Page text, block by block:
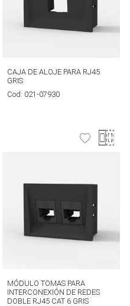
CAJA DE ALOJE PARA RJ45
GRIS
Cod: 021-07930
MÓDULO TOMAS PARA
INTERCONEXIÓN DE REDES
DOBLE RJ45 CAT 6 GRIS